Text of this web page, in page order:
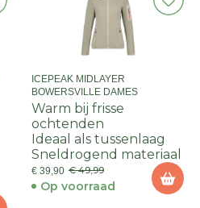
ICEPEAK MIDLAYER
BOWERSVILLE DAMES
Warm bij frisse
ochtenden
Ideaal als tussenlaag
Sneldrogend materiaal
€ 39,90 € 49,99
Op voorraad